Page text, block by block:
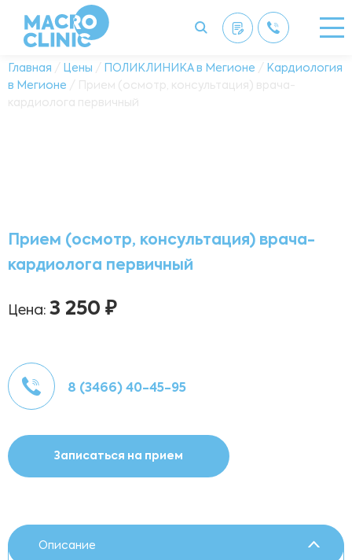
Главная / Цены / ПОЛИКЛИНИКА в Мегионе /
Кардиология
в Мегионе / Прием (осмотр, консультация) врача-
кардиолога первичный
Прием (осмотр, консультация) врача-
кардиолога первичный
Цена: 3 250 ₽
8 (3466) 40-45-95
Записаться на прием
Описание